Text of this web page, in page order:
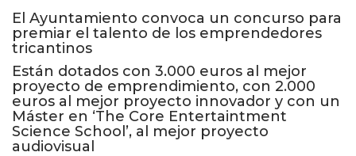
El Ayuntamiento convoca un concurso para
premiar el talento de los emprendedores
tricantinos
Están dotados con 3.000 euros al mejor
proyecto de emprendimiento, con 2.000
euros al mejor proyecto innovador y con un
Máster en ‘The Core Entertaintment
Science School’, al mejor proyecto
audiovisual